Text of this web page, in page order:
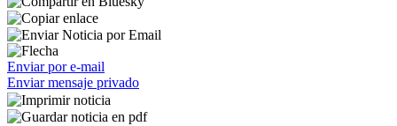
Enviar por e-mail
Enviar mensaje privado